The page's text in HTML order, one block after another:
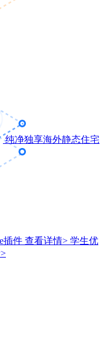
纯净独享海外静态住宅
插件 查看详情> 学生优